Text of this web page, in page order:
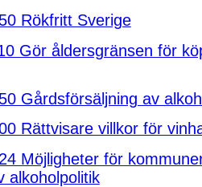
Rökfritt Sverige
Gör åldersgränsen för
Gårdsförsäljning av
Rättvisare villkor för
Möjligheter för
alkoholpolitik